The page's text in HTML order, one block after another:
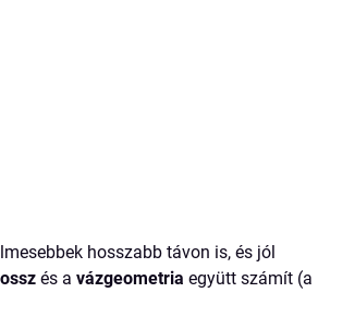
hosszabb távon is, és jól
és avázgeometria együtt számít (a